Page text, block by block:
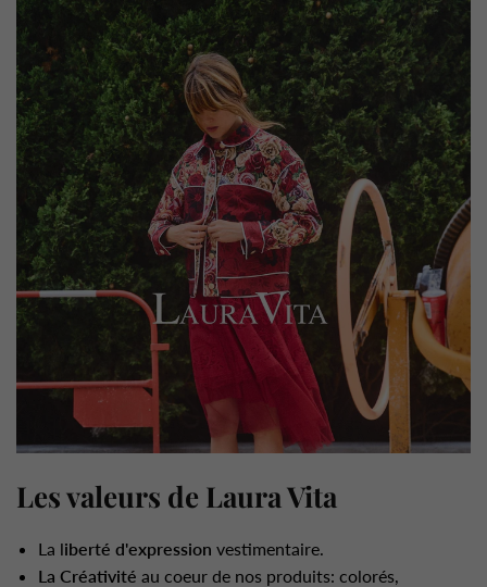
Les valeurs de Laura Vita
La liberté d'expression vestimentaire.
La Créativité au coeur de nos produits: colorés,